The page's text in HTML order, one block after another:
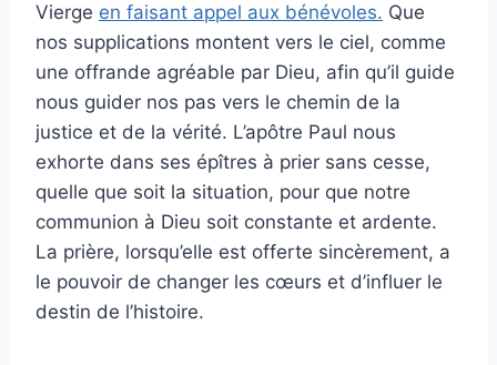
Vierge en faisant appel aux bénévoles. Que
nos supplications montent vers le ciel, comme
une offrande agréable par Dieu, afin qu’il guide
nous guider nos pas vers le chemin de la
justice et de la vérité. L’apôtre Paul nous
exhorte dans ses épîtres à prier sans cesse,
quelle que soit la situation, pour que notre
communion à Dieu soit constante et ardente.
La prière, lorsqu’elle est offerte sincèrement, a
le pouvoir de changer les cœurs et d’influer le
destin de l’histoire.